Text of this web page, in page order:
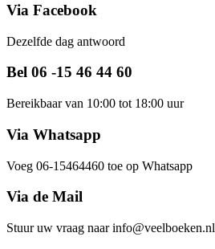
Via Facebook
Dezelfde dag antwoord
Bel 06 -15 46 44 60
Bereikbaar van 10:00 tot 18:00 uur
Via Whatsapp
Voeg 06-15464460 toe op Whatsapp
Via de Mail
Stuur uw vraag naar info@veelboeken.nl